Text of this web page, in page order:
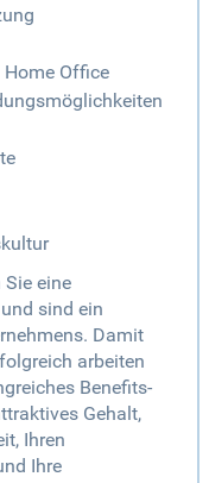
Office
eine
sind ein
Damit
arbeiten
Benefits-
Gehalt,
Ihren
Ihre